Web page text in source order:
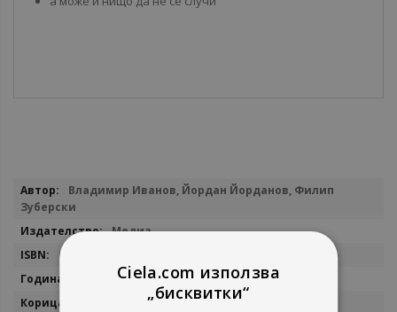
Повече
информация
Владимир Иванов, Йордан Йорданов, Филип
Зуберски
Медиа
9786191881215
2017
Ciela.com използва
„бисквитки“